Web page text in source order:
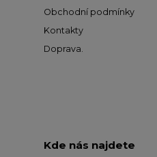
Obchodní podmínky
Kontakty
Doprava.
Kde nás najdete